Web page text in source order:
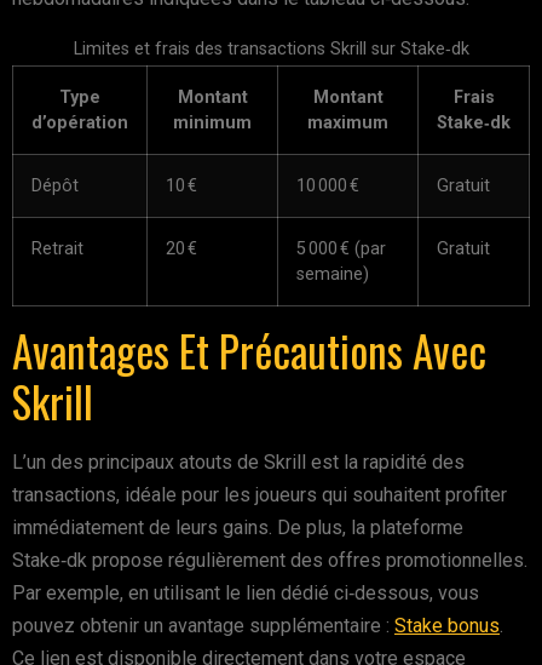
Limites et frais des transactions Skrill sur Stake‑dk
Type
d’opération
Montant
minimum
Montant
maximum
Frais
Stake‑dk
Dépôt 10 € 10 000 € Gratuit
Retrait 20 €
5 000 € (par
semaine)
Gratuit
Avantages Et Précautions Avec
Skrill
L’un des principaux atouts de Skrill est la rapidité des
transactions, idéale pour les joueurs qui souhaitent profiter
immédiatement de leurs gains. De plus, la plateforme
Stake‑dk propose régulièrement des offres promotionnelles.
Par exemple, en utilisant le lien dédié ci‑dessous, vous
pouvez obtenir un avantage supplémentaire : Stake bonus
Ce lien est disponible directement dans votre espace